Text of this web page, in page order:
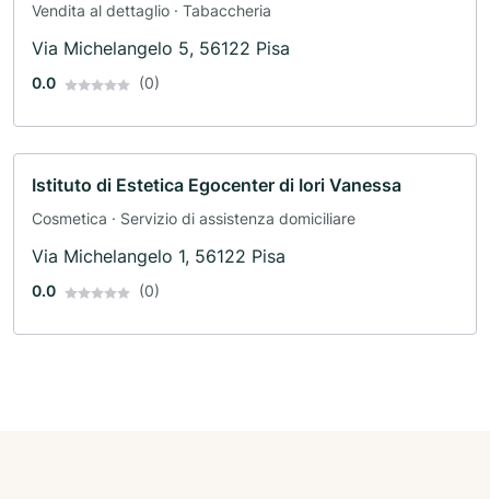
Vendita al dettaglio · Tabaccheria
Via Michelangelo 5, 56122 Pisa
0.0 (0)
Istituto di Estetica Egocenter di Iori Vanessa
Cosmetica · Servizio di assistenza domiciliare
Via Michelangelo 1, 56122 Pisa
0.0 (0)